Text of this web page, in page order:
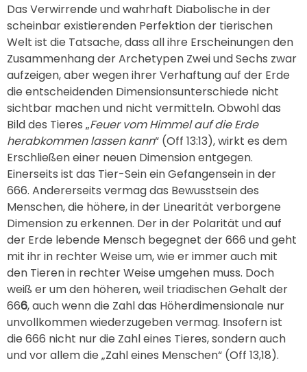
Das Verwirrende und wahrhaft Diabolische in der
scheinbar existierenden Perfektion der tierischen
Welt ist die Tatsache, dass all ihre Erscheinungen den
Zusammenhang der Archetypen Zwei und Sechs zwar
aufzeigen, aber wegen ihrer Verhaftung auf der Erde
die entscheidenden Dimensionsunterschiede nicht
sichtbar machen und nicht vermitteln. Obwohl das
Bild des Tieres „Feuer vom Himmel auf die Erde
herabkommen lassen kann“ (Off 13:13), wirkt es dem
Erschließen einer neuen Dimension entgegen.
Einerseits ist das Tier-Sein ein Gefangensein in der
666. Andererseits vermag das Bewusstsein des
Menschen, die höhere, in der Linearität verborgene
Dimension zu erkennen. Der in der Polarität und auf
der Erde lebende Mensch begegnet der 666 und geht
mit ihr in rechter Weise um, wie er immer auch mit
den Tieren in rechter Weise umgehen muss. Doch
weiß er um den höheren, weil triadischen Gehalt der
666, auch wenn die Zahl das Höherdimensionale nur
unvollkommen wiederzugeben vermag. Insofern ist
die 666 nicht nur die Zahl eines Tieres, sondern auch
und vor allem die „Zahl eines Menschen“ (Off 13,18).